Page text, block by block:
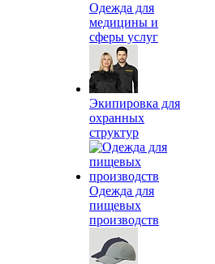
Одежда для
медицины и
сферы услуг
Экипировка для
охранных
структур
Одежда для
пищевых
производств